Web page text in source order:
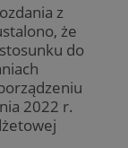
z
że
do
2022 r.